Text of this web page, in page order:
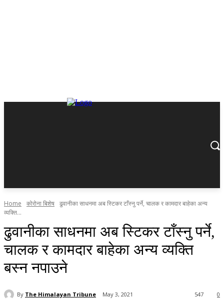
Home कोरोना बिशेष ढुवानीका साधनमा अब स्टिकर टाँस्नु पर्ने, चालक र कामदार बाहेका अन्य
व्यक्ति...
ढुवानीका साधनमा अब स्टिकर टाँस्नु पर्ने,
चालक र कामदार बाहेका अन्य व्यक्ति
बस्न नपाउने
By The Himalayan Tribune May 3, 2021 0
547